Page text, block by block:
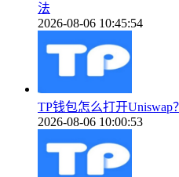
法
2026-08-06 10:45:54
TP钱包怎么打开
2026-08-06 10:00:53